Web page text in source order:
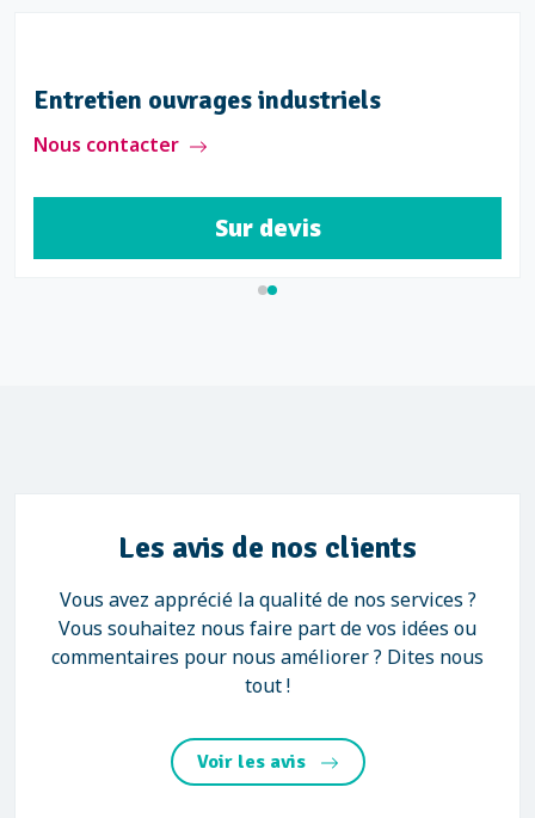
Entretien ouvrages industriels
Nous contacter
Sur devis
Les avis de nos clients
Vous avez apprécié la qualité de nos services ?
Vous souhaitez nous faire part de vos idées ou
commentaires pour nous améliorer ? Dites nous
tout !
Voir les avis